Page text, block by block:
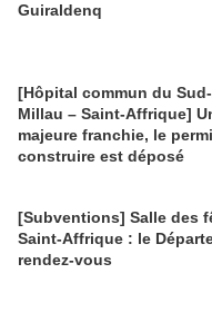
Guiraldenq
[Hôpital commun du
Millau – Saint-Affrique]
majeure franchie, le
construire est déposé
[Subventions] Salle des
Saint-Affrique : le
rendez-vous